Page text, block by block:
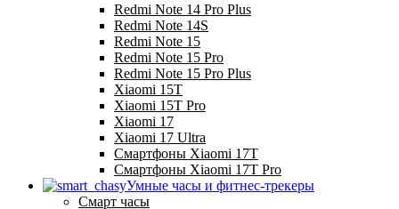
Redmi Note 14 Pro Plus
Redmi Note 14S
Redmi Note 15
Redmi Note 15 Pro
Redmi Note 15 Pro Plus
Xiaomi 15T
Xiaomi 15T Pro
Xiaomi 17
Xiaomi 17 Ultra
Смартфоны Xiaomi 17Т
Смартфоны Xiaomi 17Т Pro
Умные часы и фитнес-трекеры
Смарт часы